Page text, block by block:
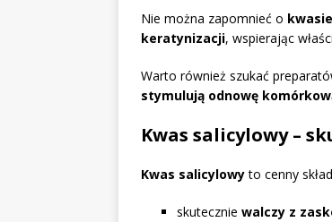
Nie można zapomnieć o
keratynizacji, wspierając
Warto również szukać
stymulują odnowę
Kwas salicylowy –
Kwas salicylowyto cenny
skutecznie walczy z